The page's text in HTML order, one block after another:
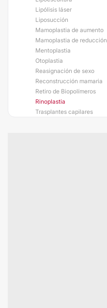
Lipólisis láser
Liposucción
Mamoplastia de aumento
Mamoplastia de reducción
Mentoplastia
Otoplastia
Reasignación de sexo
Reconstrucción mamaria
Retiro de Biopolímeros
Rinoplastia
Trasplantes capilares